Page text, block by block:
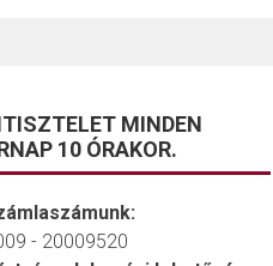
MINDEN
10 ÓRAKOR.
- 20009520